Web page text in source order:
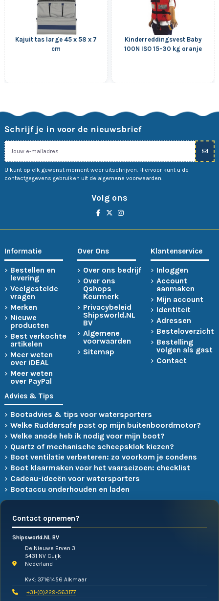
Kajuit tas large 45 x 58 x 7
cm
Kinderreddingsvest Baby
100N ISO 15-30 kg oranje
Schrijf je in voor de nieuwsbrief
U kunt op elk gewenst moment weer uitschrijven. Hiervoor kunt u de
contactgegevens gebruiken uit de algemene voorwaarden.
Volg ons
Informatie
Bestellen en
levering
Veelgestelde
vragen
Merken
Nieuwe
producten
Best verkochte
artikelen
Meer weten
over iDEAL
Meer weten
over PayPal
Over Ons
Over ons bedrijf
Over ons
Qshops
Keurmerk
Privacybeleid
Shipsworld.NL
BV
Algemene
voorwaarden
Sitemap
Klantenservice
Inloggen
Account
aanmaken
Mijn account
Identiteit
Adressen
Besteloverzicht
Bestelling
volgen als gast
Contact
Advies & Tips
Bootadvies & tips voor watersporters
Welke Ruddersafe past op mijn buitenboordmotor?
Welke anode heb ik nodig voor mijn boot?
Quartz of mechanische scheepsklok kiezen?
Boot ventilatie verbeteren: zo voorkom je condens
Boot klaarmaken voor het vaarseizoen: checklist
Cadeau-ideeën voor watersporters
Bootaccu onderhouden en laden
Contact opnemen?
Shipsworld.NL BV
De Nieuwe Erven 3
5431 NV Cuijk
Nederland
KvK: 37161456 Alkmaar
+31-(0)229-563177